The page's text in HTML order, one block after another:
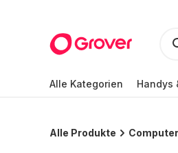
Alle Kategorien Handys
Alle Produkte Computer